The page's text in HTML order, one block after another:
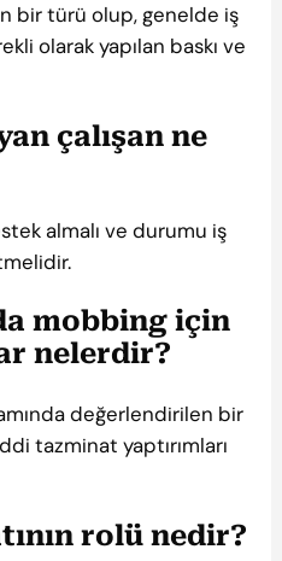
bir türü olup, genelde iş
olarak yapılan baskı ve
çalışan ne
almalı ve durumu iş
mobbing için
nelerdir?
değerlendirilen bir
tazminat yaptırımları
rolü nedir?